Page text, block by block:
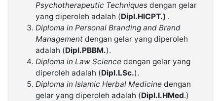
Psychotherapeutic Techniques dengan gelar
yang diperoleh adalah (Dipl.HICPT.) .
Diploma in Personal Branding and Brand
Management dengan gelar yang diperoleh
adalah (Dipl.PBBM.).
Diploma in Law Science dengan gelar yang
diperoleh adalah (Dipl.LSc.).
Diploma in Islamic Herbal Medicine dengan
gelar yang diperoleh adalah (Dipl.I.HMed.)